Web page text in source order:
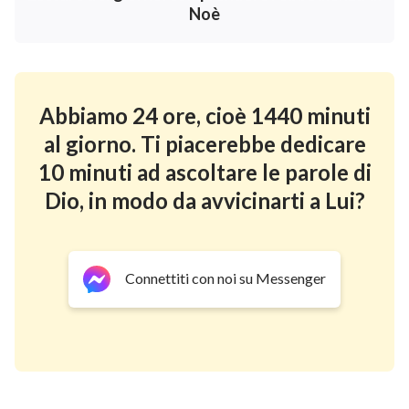
sentiremo la nostra relazione con Dio diventare
cuori dinanzi a Dio e la nostra preghiera e comunione
con Lui devono essere vere. Solo in questo modo noi
non ci allontaniamo da Dio e avremo sempre una
regolare relazione con Lui.
Al contrario, se siamo sempre affaccendati e i nostri
esteriore, allora i nostri cuori continueranno a vagare
in esso. E saremo sempre confusi e ingenui, incapaci
di sentire l’ispirazione e la guida dello Spirito Santo,
Noè
Abbiamo 24 ore, cioè 1440 minuti
al giorno. Ti piacerebbe dedicare
10 minuti ad ascoltare le parole di
Dio, in modo da avvicinarti a Lui?
Connettiti con noi su Messenger